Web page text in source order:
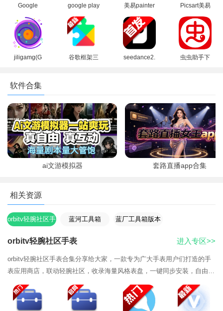
3、然后进入功能设置界面，点击原生设置，启动程序
Google
Play 谷歌商
店paypal下
载最新安卓
版
google play
商店应用
app最新版
本2026
美易painter
软件下载官
方正版
(Picsart)
Picsart美易
正版下载免
费版中文版
jiligamg(G
版2025
谷歌框架三
ay服务）
seedance2.
虫虫助手下
软件合集
ai文游模拟器 套路直播app合集
相关资源
orbitv轻腕社区手
蓝河工具箱
蓝厂工具箱版本
orbitv轻腕社区手表
orbitv轻腕社区手表合集分享给大家，一款专为广大手表用户们打造的手
表应用商店，联动轻腕社区，收录海量风格表盘，一键同步安装，自由更
换手表桌面样式。兼容Windows、macOS、Android三端设备连接，主打
手表第三方应用安装、海量表盘自定义、RPK格式应用蓝牙直装，深度接
入轻腕社区资源库，打破智能手表原厂系统限制，一站式完成手表资源导
进入专区>>